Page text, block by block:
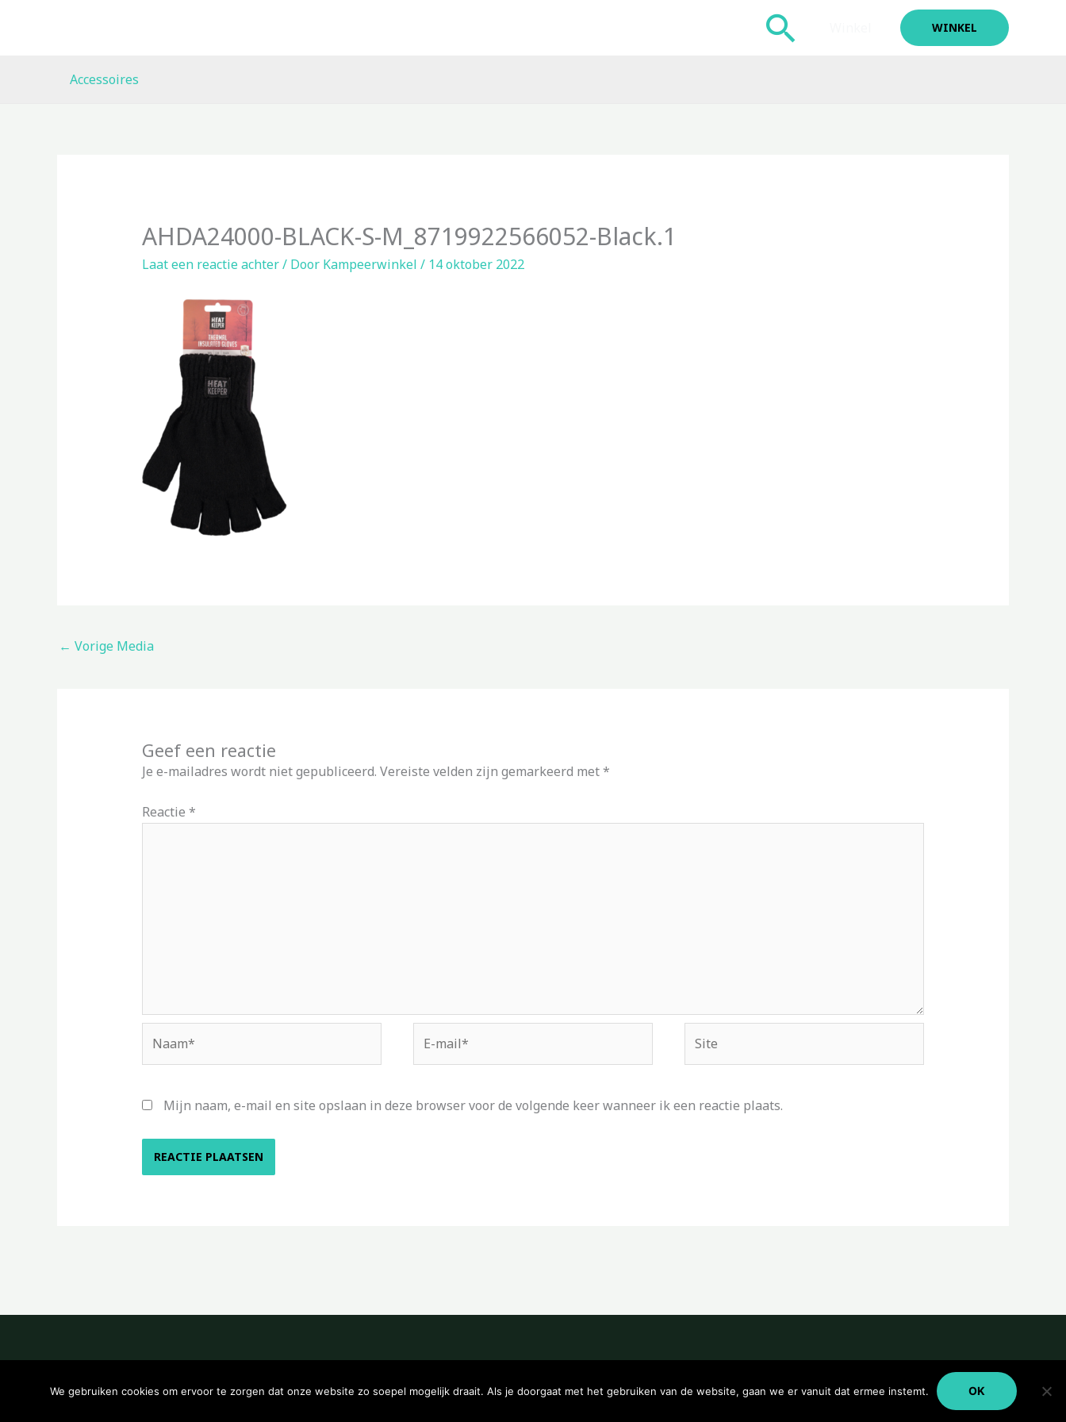
Zoeken WINKEL
Accessoires
AHDA24000-BLACK-S-M_8719922566052-Black.1
Laat een reactie achter/ Door Kampeerwinkel / 14 oktober 2022
← Vorige Media
Geef een reactie
Je e-mailadres wordt niet gepubliceerd. Vereiste velden zijn gemarkeerd met*
Reactie *
mail*
Mijn naam, e-mail en site opslaan in deze browser voor de volgende keer wanneer ik een reactie plaats.
We gebruiken cookies om ervoor te zorgen dat onze website zo soepel mogelijk draait. Als je doorgaat met het gebruiken van de website, gaan we er vanuit dat ermee instemt. OK